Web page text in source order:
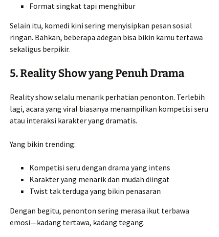
Format singkat tapi menghibur
Selain itu, komedi kini sering menyisipkan pesan sosial
ringan. Bahkan, beberapa adegan bisa bikin kamu tertawa
sekaligus berpikir.
5. Reality Show yang Penuh Drama
Reality show selalu menarik perhatian penonton. Terlebih
lagi, acara yang viral biasanya menampilkan kompetisi seru
atau interaksi karakter yang dramatis.
Yang bikin trending:
Kompetisi seru dengan drama yang intens
Karakter yang menarik dan mudah diingat
Twist tak terduga yang bikin penasaran
Dengan begitu, penonton sering merasa ikut terbawa
emosi—kadang tertawa, kadang tegang.